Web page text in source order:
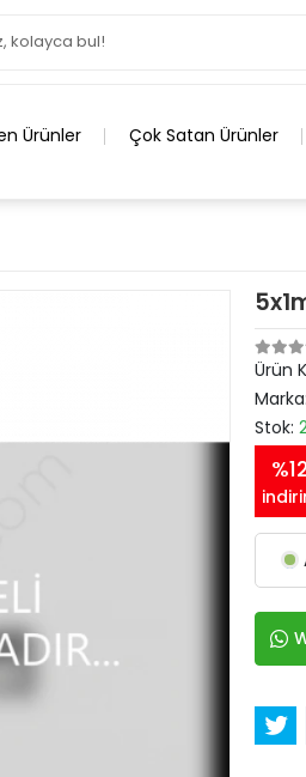
Ürünler Çok Satan Ürünler
Ürün
Marka:
Stok: